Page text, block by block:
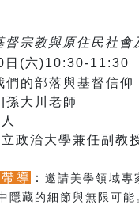
宗教與原住民社會
日(六)10:30-11:30
們的部落與基督信仰
孫大川老師
政治大學兼任副教
導 ： 邀請美學領域專
隱藏的細節與無限可能